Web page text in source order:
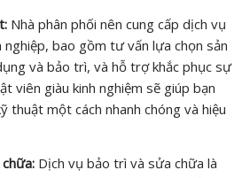
Nhà phân phối nên cung cấp dịch vụ
bao gồm tư vấn lựa chọn sản
và bảo trì, và hỗ trợ khắc phục sự
viên giàu kinh nghiệm sẽ giúp bạn
thuật một cách nhanh chóng và hiệu
Dịch vụ bảo trì và sửa chữa là